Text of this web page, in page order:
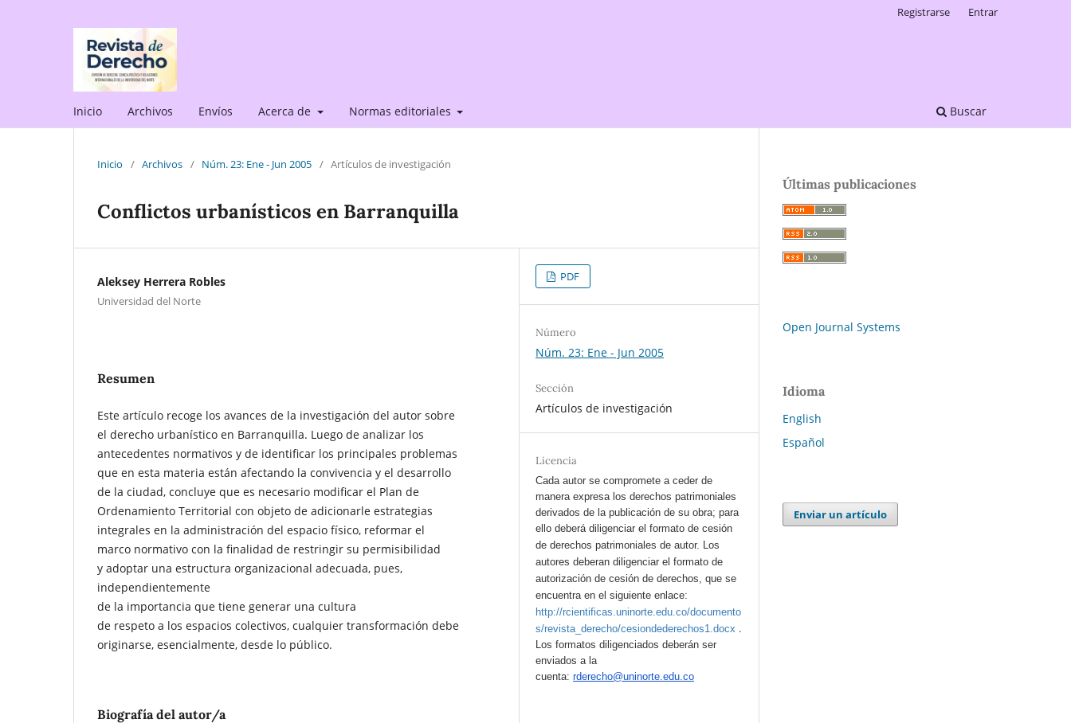
Inicio Archivos Envíos Acerca de Normas editoriales Buscar
Registrarse Entrar
Inicio / Archivos / Núm. 23: Ene - Jun 2005 / Artículos de investigación
Conflictos urbanísticos en Barranquilla
Aleksey Herrera Robles
Universidad del Norte
Resumen
Este artículo recoge los avances de la investigación del autor sobre
el derecho urbanístico en Barranquilla. Luego de analizar los
antecedentes normativos y de identificar los principales problemas
que en esta materia están afectando la convivencia y el desarrollo
de la ciudad, concluye que es necesario modificar el Plan de
Ordenamiento Territorial con objeto de adicionarle estrategias
integrales en la administración del espacio físico, reformar el
marco normativo con la finalidad de restringir su permisibilidad
y adoptar una estructura organizacional adecuada, pues,
independientemente
de la importancia que tiene generar una cultura
de respeto a los espacios colectivos, cualquier transformación debe
originarse, esencialmente, desde lo público.
Biografía del autor/a
PDF
Número
Núm. 23: Ene - Jun 2005
Sección
Artículos de investigación
Licencia
Cada autor se compromete a ceder de
manera expresa los derechos patrimoniales
derivados de la publicación de su obra; para
ello deberá diligenciar el formato de cesión
de derechos patrimoniales de autor.
Los
autores deberan diligenciar el formato de
autorización de cesión de derechos, que se
encuentra en el siguiente enlace:
http://rcientificas.uninorte.edu.co/documento
s/revista_derecho/cesiondederechos1.docx .
Los formatos diligenciados deberán ser
enviados a la
cuenta:rderecho@uninorte.edu.co
Últimas publicaciones
Open Journal Systems
Idioma
English
Español
Enviar un artículo